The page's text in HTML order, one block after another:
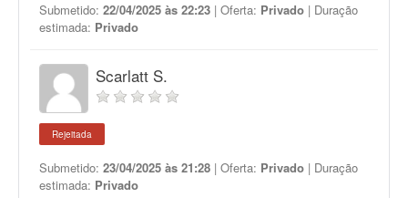
Submetido: 22/04/2025 às 22:23 | Oferta: Privado | Duração
estimada: Privado
Scarlatt S.
Rejeitada
Submetido: 23/04/2025 às 21:28 | Oferta: Privado | Duração
estimada: Privado